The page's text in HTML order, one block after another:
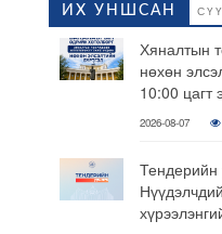
ИХ УНШСАН
Хяналтын
нөхөн
10:00 цагт
2026-08-07